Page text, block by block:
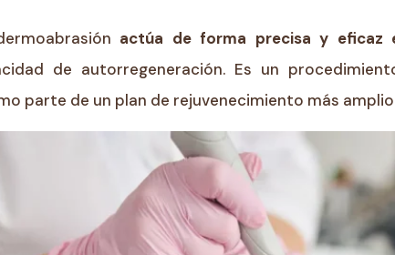
actúa de forma precisa y eficaz
de autorregeneración. Es un
parte de un plan de rejuvenecimiento más